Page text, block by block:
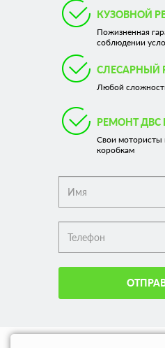
КУЗОВНОЙ
Пожизненная
соблюдении
СЛЕСАРНЫЙ
Любой
РЕМОНТ ДВС
Свои мотористы
коробкам